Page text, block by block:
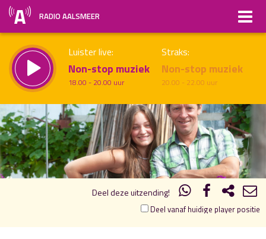
RADIO AALSMEER
Luister live:
Non-stop muziek
18.00 - 20.00 uur
Straks:
Non-stop muziek
20.00 - 22.00 uur
21.00 22.00
Vorig uur uur 1 van 1 Volgend uur
Inklappen
Deel deze uitzending!
Deel vanaf huidige player positie